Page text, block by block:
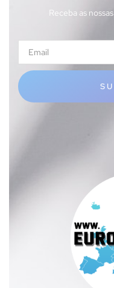
Receba as